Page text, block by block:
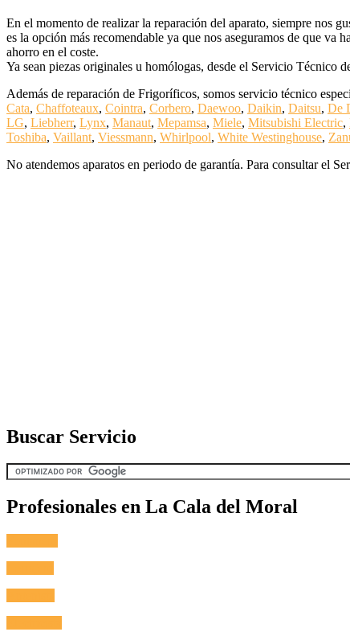
En el momento de realizar la reparación del aparato, siempre nos
es la opción más recomendable ya que nos aseguramos de que va
ahorro en el coste.
Ya sean piezas originales u homólogas, desde el Servicio Técnico
Además de reparación de Frigoríficos, somos servicio técnico
Cata, Chaffoteaux, Cointra, Corbero, Daewoo, Daikin, Daitsu, De
LG, Liebherr, Lynx, Manaut, Mepamsa, Miele, Mitsubishi Electric,
Toshiba, Vaillant, Viessmann, Whirlpool, White Westinghouse,
No atendemos aparatos en periodo de garantía. Para consultar el
Buscar Servicio
Profesionales en La Cala del Moral